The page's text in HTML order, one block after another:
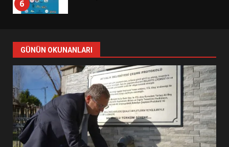
6
7
YENİ YÖNETİM NASIL
ŞEKİLLENDİ?
1
AYVALIK SU MİRASI İÇİN
HAREKETE GEÇİYOR: GÖZLER
BULUŞMADA
GÜNÜN OKUNANLARI